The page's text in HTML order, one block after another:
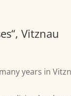
Vitznau
years in